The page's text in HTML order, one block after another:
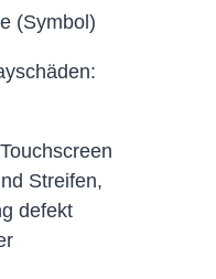
Streifen,
defekt